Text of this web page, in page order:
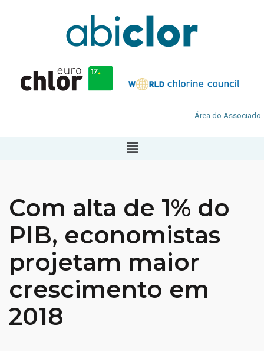
Área do Associado
Com alta de 1% do
PIB, economistas
projetam maior
crescimento em
2018